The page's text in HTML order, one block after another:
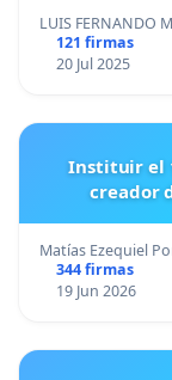
LUIS FERNANDO
121 firmas
20 Jul 2025
Instituir el
creador
Matías Ezequiel
344 firmas
19 Jun 2026